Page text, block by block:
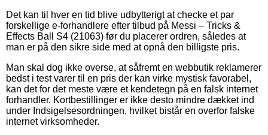
Det kan til hver en tid blive udbytterigt at checke et par
forskellige e-forhandlere efter tilbud på Messi – Tricks &
Effects Ball S4 (21063) før du placerer ordren, således at
man er på den sikre side med at opnå den billigste pris.
Man skal dog ikke overse, at såfremt en webbutik reklamerer
bedst i test varer til en pris der kan virke mystisk favorabel,
kan det for det meste være et kendetegn på en falsk internet
forhandler. Kortbestillinger er ikke desto mindre dækket ind
under Indsigelsesordningen, hvilket bistår en overfor falske
internet virksomheder.